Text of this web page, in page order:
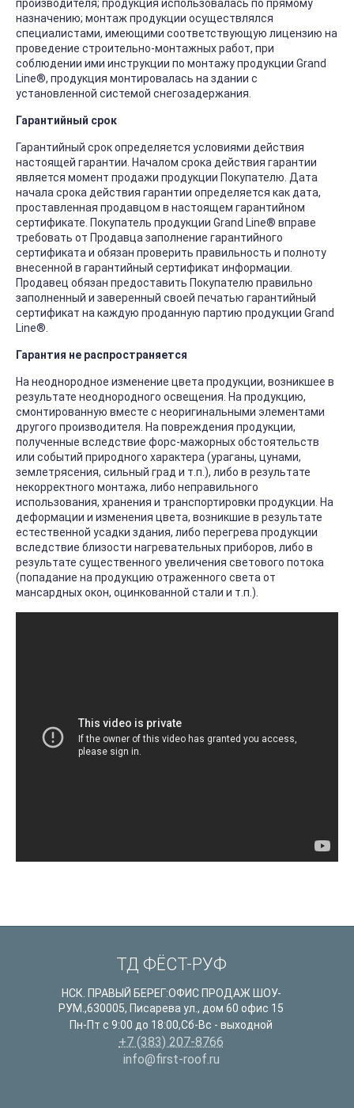
производителя; продукция использовалась по прямому
назначению; монтаж продукции осуществлялся
специалистами, имеющими соответствующую лицензию на
проведение строительно-монтажных работ, при
соблюдении ими инструкции по монтажу продукции Grand
Line®, продукция монтировалась на здании с
установленной системой снегозадержания.
Гарантийный срок
Гарантийный срок определяется условиями действия
настоящей гарантии. Началом срока действия гарантии
является момент продажи продукции Покупателю. Дата
начала срока действия гарантии определяется как дата,
проставленная продавцом в настоящем гарантийном
сертификате. Покупатель продукции Grand Line® вправе
требовать от Продавца заполнение гарантийного
сертификата и обязан проверить правильность и полноту
внесенной в гарантийный сертификат информации.
Продавец обязан предоставить Покупателю правильно
заполненный и заверенный своей печатью гарантийный
сертификат на каждую проданную партию продукции Grand
Line®.
Гарантия не распространяется
На неоднородное изменение цвета продукции, возникшее в
результате неоднородного освещения. На продукцию,
смонтированную вместе с неоригинальными элементами
другого производителя. На повреждения продукции,
полученные вследствие форс-мажорных обстоятельств
или событий природного характера (ураганы, цунами,
землетрясения, сильный град и т.п.), либо в результате
некорректного монтажа, либо неправильного
использования, хранения и транспортировки продукции. На
деформации и изменения цвета, возникшие в результате
естественной усадки здания, либо перегрева продукции
вследствие близости нагревательных приборов, либо в
результате существенного увеличения светового потока
(попадание на продукцию отраженного света от
мансардных окон, оцинкованной стали и т.п.).
ТД ФЁСТ-РУФ
НСК. ПРАВЫЙ БЕРЕГ:ОФИС ПРОДАЖ ШОУ-
РУМ.,630005, Писарева ул., дом 60 офис 15
Пн-Пт с 9:00 до 18:00,Сб-Вс - выходной
+7 (383) 207-8766
info@first-roof.ru